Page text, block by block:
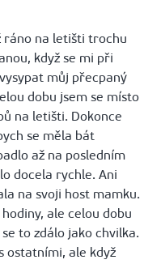
ráno na letišti trochu
když se mi při
můj přecpaný
dobu jsem se místo
na letišti. Dokonce
se měla bát
až na posledním
docela rychle. Ani
na svoji host mamku.
ale celou dobu
to zdálo jako chvilka.
ostatními, ale když